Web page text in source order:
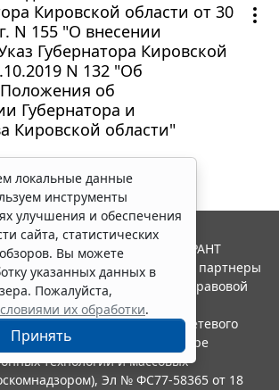
Кировской области от 30
N 155 "О внесении
Губернатора Кировской
N 132 "Об
об
Губернатора и
Кировской области"
локальные данные
инструменты
улучшения и обеспечения
сайта, статистических
Вы можете
указанных данных в
Пожалуйста,
их обработки.
Принять
СЕРВИС", 2026. Система ГАРАНТ
года. Компания "Гарант" и ее партнеры
Российской ассоциации правовой
в качестве сетевого
службой по надзору в сфере
технологий и массовых
Эл № ФС77-58365 от 18